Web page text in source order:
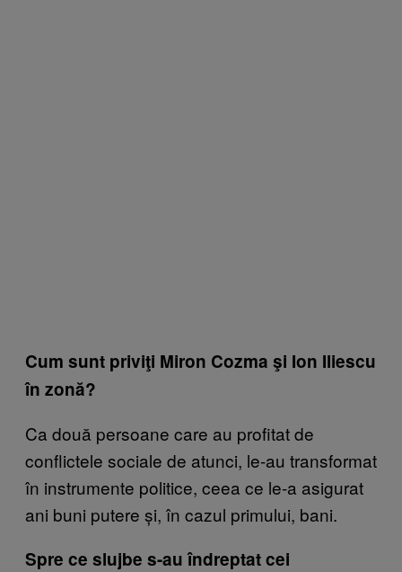
Cum sunt priviţi Miron Cozma şi Ion Iliescu
în zonă?
Ca două persoane care au profitat de
conflictele sociale de atunci, le-au transformat
în instrumente politice, ceea ce le-a asigurat
ani buni putere și, în cazul primului, bani.
Spre ce slujbe s-au îndreptat cei